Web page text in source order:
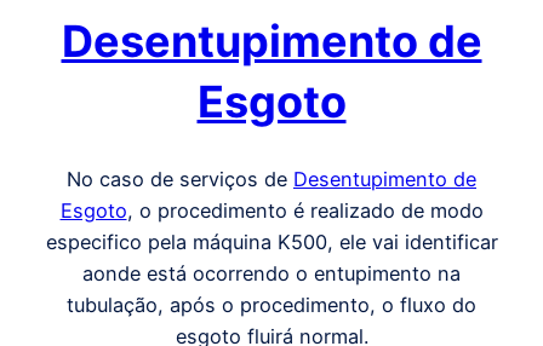
Desentupimento de
Esgoto
No caso de serviços de Desentupimento de
Esgoto, o procedimento é realizado de modo
especifico pela máquina K500, ele vai identificar
aonde está ocorrendo o entupimento na
tubulação, após o procedimento, o fluxo do
esgoto fluirá normal.